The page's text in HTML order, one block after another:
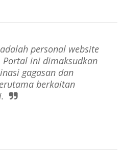
personal website
ini dimaksudkan
gagasan dan
berkaitan